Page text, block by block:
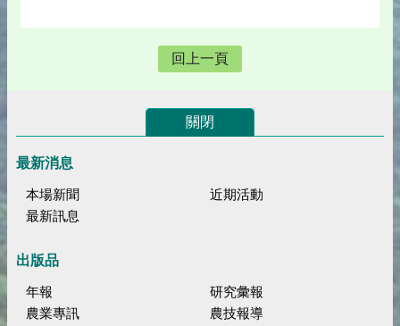
回上一頁
關閉
最新消息
本場新聞
近期活動
最新訊息
出版品
年報
研究彙報
農業專訊
農技報導